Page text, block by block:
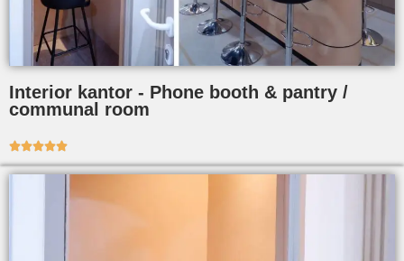
Interior kantor - Phone booth & pantry /
communal room
